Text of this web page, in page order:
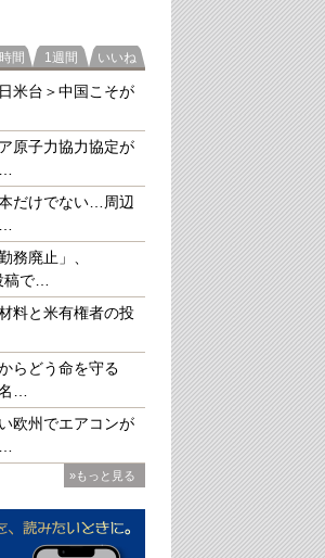
間 1週間 いいね
米台＞中国こそが
原子力協力協定が
だけでない…周辺
務廃止」、
で…
料と米有権者の投
らどう命を守る
…
欧州でエアコンが
»もっと見る